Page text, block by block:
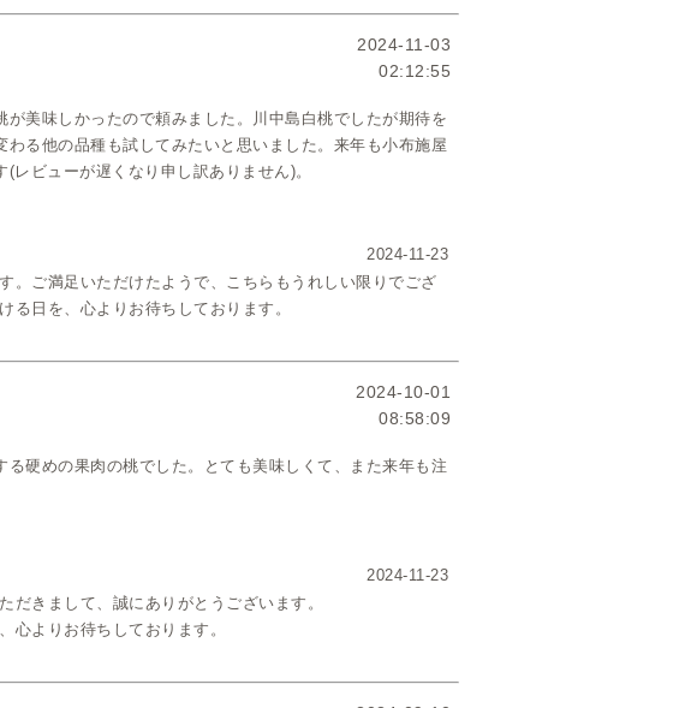
2024-11-03
02:12:55
美味しかったので頼みました。川中島白桃でしたが期待を
わる他の品種も試してみたいと思いました。来年も小布施屋
レビューが遅くなり申し訳ありません)。
2024-11-23
。ご満足いただけたようで、こちらもうれしい限りでござ
る日を、心よりお待ちしております。
2024-10-01
08:58:09
硬めの果肉の桃でした。とても美味しくて、また来年も注
2024-11-23
だきまして、誠にありがとうございます。
心よりお待ちしております。